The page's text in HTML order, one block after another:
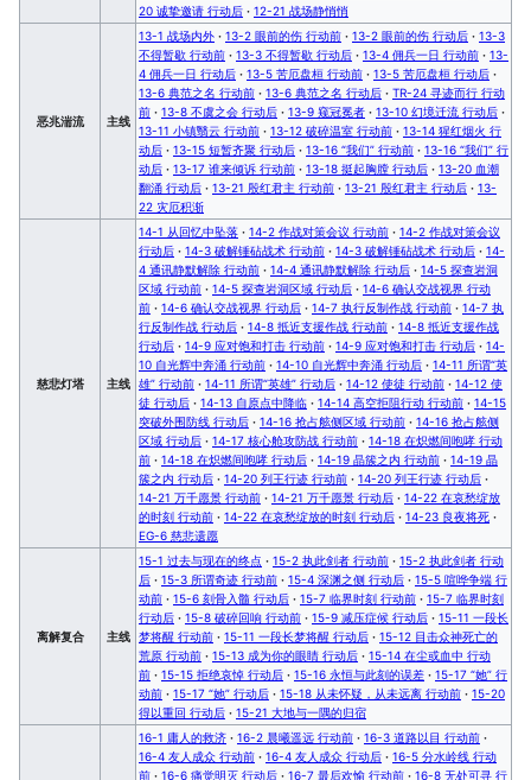
20 诚挚邀请 行动后 · 12-21 战场静悄悄
恶兆湍流 主线
13-1 战场内外 · 13-2 眼前的伤 行动前 · 13-2 眼前的伤 行动后 · 13-3
不得暂歇 行动前 · 13-3 不得暂歇 行动后 · 13-4 佣兵一日 行动前 · 13-
4 佣兵一日 行动后 · 13-5 苦厄盘桓 行动前 · 13-5 苦厄盘桓 行动后 ·
13-6 典范之名 行动前 · 13-6 典范之名 行动后 · TR-24 寻迹而行 行动
前 · 13-8 不虞之会 行动后 · 13-9 窥冠冕者 · 13-10 幻境迁流 行动后 ·
13-11 小镇翳云 行动前 · 13-12 破碎温室 行动前 · 13-14 猩红烟火 行
动后 · 13-15 短暂齐聚 行动后 · 13-16 “我们” 行动前 · 13-16 “我们” 行
动后 · 13-17 谁来倾诉 行动前 · 13-18 挺起胸膛 行动后 · 13-20 血潮
翻涌 行动后 · 13-21 殷红君主 行动前 · 13-21 殷红君主 行动后 · 13-
22 灾厄积渐
慈悲灯塔 主线
14-1 从回忆中坠落 · 14-2 作战对策会议 行动前 · 14-2 作战对策会议
行动后 · 14-3 破解锤砧战术 行动前 · 14-3 破解锤砧战术 行动后 · 14-
4 通讯静默解除 行动前 · 14-4 通讯静默解除 行动后 · 14-5 探查岩洞
区域 行动前 · 14-5 探查岩洞区域 行动后 · 14-6 确认交战视界 行动
前 · 14-6 确认交战视界 行动后 · 14-7 执行反制作战 行动前 · 14-7 执
行反制作战 行动后 · 14-8 抵近支援作战 行动前 · 14-8 抵近支援作战
行动后 · 14-9 应对饱和打击 行动前 · 14-9 应对饱和打击 行动后 · 14-
10 自光辉中奔涌 行动前 · 14-10 自光辉中奔涌 行动后 · 14-11 所谓“英
雄” 行动前 · 14-11 所谓“英雄” 行动后 · 14-12 使徒 行动前 · 14-12 使
徒 行动后 · 14-13 自原点中降临 · 14-14 高空拒阻行动 行动前 · 14-15
突破外围防线 行动后 · 14-16 抢占舷侧区域 行动前 · 14-16 抢占舷侧
区域 行动后 · 14-17 核心舱攻防战 行动前 · 14-18 在炽燃间咆哮 行动
前 · 14-18 在炽燃间咆哮 行动后 · 14-19 晶簇之内 行动前 · 14-19 晶
簇之内 行动后 · 14-20 列王行迹 行动前 · 14-20 列王行迹 行动后 ·
14-21 万千愿景 行动前 · 14-21 万千愿景 行动后 · 14-22 在哀愁绽放
的时刻 行动前 · 14-22 在哀愁绽放的时刻 行动后 · 14-23 良夜将死 ·
EG-6 慈悲遗愿
离解复合 主线
15-1 过去与现在的终点 · 15-2 执此剑者 行动前 · 15-2 执此剑者 行动
后 · 15-3 所谓奇迹 行动前 · 15-4 深渊之侧 行动后 · 15-5 喧哗争端 行
动前 · 15-6 刻骨入髓 行动后 · 15-7 临界时刻 行动前 · 15-7 临界时刻
行动后 · 15-8 破碎回响 行动前 · 15-9 减压症候 行动后 · 15-11 一段长
梦将醒 行动前 · 15-11 一段长梦将醒 行动后 · 15-12 目击众神死亡的
荒原 行动前 · 15-13 成为你的眼睛 行动后 · 15-14 在尘或血中 行动
前 · 15-15 拒绝哀悼 行动后 · 15-16 永恒与此刻的误差 · 15-17 “她” 行
动前 · 15-17 “她” 行动后 · 15-18 从未怀疑，从未远离 行动前 · 15-20
得以重回 行动后 · 15-21 大地与一隅的归宿
16-1 庸人的救济 · 16-2 晨曦遥远 行动前 · 16-3 道路以目 行动前 ·
16-4 友人成众 行动前 · 16-4 友人成众 行动后 · 16-5 分水岭线 行动
前 · 16-6 痛觉明灭 行动后 · 16-7 最后欢愉 行动前 · 16-8 无处可寻 行